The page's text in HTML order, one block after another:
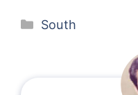
Categories
South